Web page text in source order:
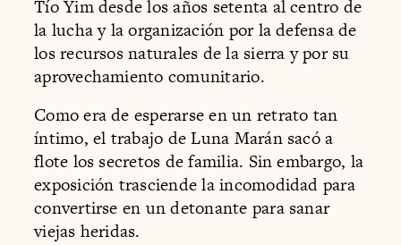
Tío Yim desde los años setenta al centro de
la lucha y la organización por la defensa de
los recursos naturales de la sierra y por su
aprovechamiento comunitario.
Como era de esperarse en un retrato tan
íntimo, el trabajo de Luna Marán sacó a
flote los secretos de familia. Sin embargo, la
exposición trasciende la incomodidad para
convertirse en un detonante para sanar
viejas heridas.